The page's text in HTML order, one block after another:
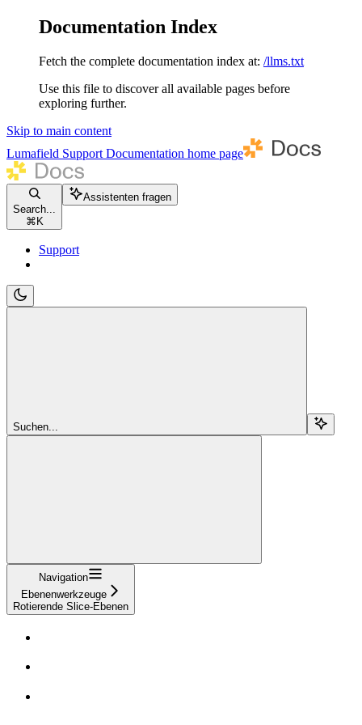
Documentation Index
Fetch the complete documentation index at: /llms.txt
Use this file to discover all available pages before
exploring further.
Skip to main content
Lumafield Support Documentation home page
Search...
⌘ K
Assistenten fragen
Support
Suchen...
Navigation
Ebenenwerkzeuge
Rotierende Slice-Ebenen